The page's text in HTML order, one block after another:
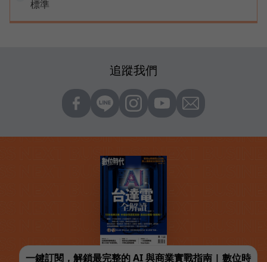
標準
追蹤我們
一鍵訂閱，解鎖最完整的 AI 與商業實戰指南 | 數位時